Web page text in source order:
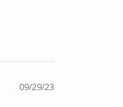
09/29/23